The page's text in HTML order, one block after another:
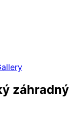
záhradný